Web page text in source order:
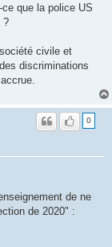
que la police US
?
civile et
discriminations
0
de ne
de 2020" :